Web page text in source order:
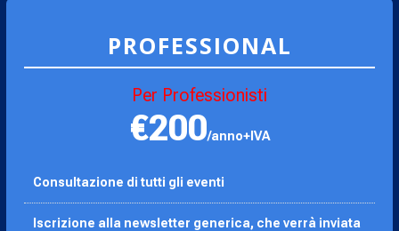
PROFESSIONAL
Per Professionisti
€200/anno+IVA
Consultazione di tutti gli eventi
Iscrizione alla newsletter generica, che verrà inviata